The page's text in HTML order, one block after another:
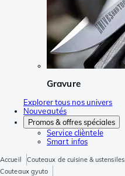
Gravure
Explorer tous nos univers
Nouveautés
Promos & offres spéciales
Service clièntele
Smart infos
Accueil Couteaux de cuisine & ustensiles
Couteaux gyuto